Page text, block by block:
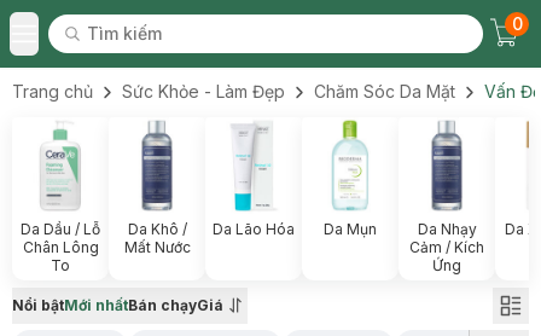
Toggle Menu
Tìm kiếm
Tìm kiếm
0
Trang chủ Sức Khỏe - Làm Đẹp Chăm Sóc Da Mặt Vấn
Da Dầu / Lỗ
Chân Lông
To
Da Khô /
Mất Nước
Da Lão Hóa Da Mụn
Da Nhạy
Cảm / Kích
Ứng
Da
Nổi bậtMới nhấtBán chạyGiá